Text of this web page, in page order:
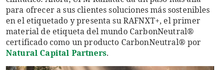
para ofrecer a sus clientes soluciones más sostenibles
en el etiquetado y presenta su RAFNXT+, el primer
material de etiqueta del mundo CarbonNeutral®
certificado como un producto CarbonNeutral® por
Natural Capital Partners.